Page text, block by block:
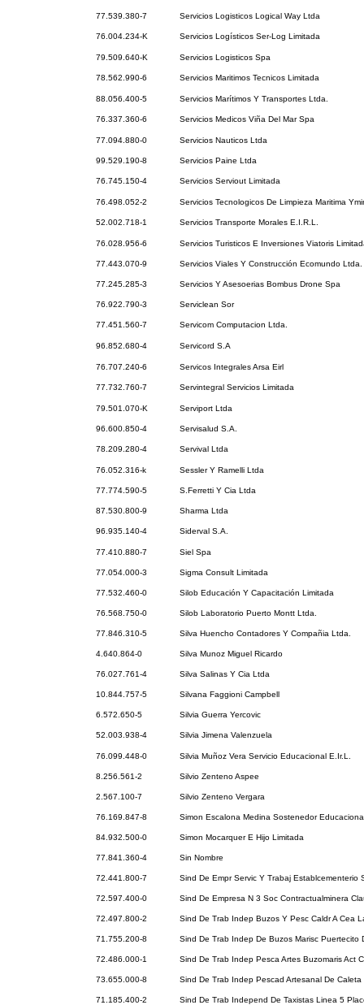
77.539.380-7 Servicios Logisticos Logical Way Ltda
76.004.234-K Servicios Logísticos Ser-Log Limitada
79.509.640-K Servicios Logisticos Spa
78.562.990-6 Servicios Maritimos Tecnicos Limitada
88.056.400-5 Servicios Marítimos Y Transportes Ltda.
76.337.360-6 Servicios Medicos Viña Del Mar Spa
77.094.880-0 Servicios Nauticos Ltda
99.529.190-8 Servicios Paine Ltda
76.745.150-4 Servicios Serviout Limitada
76.498.052-2 Servicios Tecnologicos De Limpieza Maritima
52.002.718-1 Servicios Transporte Morales E.I.R.L.
76.028.956-6 Servicios Turisticos E Inversiones Viatoris
77.443.070-9 Servicios Viales Y Construcción Ecomundo Ltda.
77.245.285-3 Servicios Y Asesoerias Bombus Drone Spa
76.922.790-3 Serviclean Sor
77.451.560-7 Servicom Computacion Ltda.
96.852.680-4 Servicord S.A
76.707.240-6 Servicos Integrales Arsa Eirl
77.732.760-7 Servintegral Servicios Limitada
79.501.070-K Serviport Ltda
96.600.850-4 Servisalud S.A.
78.209.280-4 Servival Ltda
76.052.316-k Sessler Y Ramelli Ltda
77.774.590-5 S.Ferretti Y Cia Ltda
87.530.800-9 Sharma Ltda
96.935.140-4 Siderval S.A.
77.410.880-7 Siel Spa
77.054.000-3 Sigma Consult Limitada
77.532.460-0 Silob Educación Y Capacitación Limitada
76.568.750-0 Silob Laboratorio Puerto Montt Ltda.
77.846.310-5 Silva Huencho Contadores Y Compañia Ltda.
4.640.864-0 Silva Munoz Miguel Ricardo
76.027.761-4 Silva Salinas Y Cia Ltda
10.844.757-5 Silvana Faggioni Campbell
6.572.650-5 Silvia Guerra Yercovic
52.003.938-4 Silvia Jimena Valenzuela
76.099.448-0 Silvia Muñoz Vera Servicio Educacional E.Ir.L.
8.256.561-2 Silvio Zenteno Aspee
2.567.100-7 Silvio Zenteno Vergara
76.169.847-8 Simon Escalona Medina Sostenedor
84.932.500-0 Simon Mocarquer E Hijo Limitada
77.841.360-4 Sin Nombre
72.441.800-7 Sind De Empr Servic Y Trabaj Establcementerio
72.597.400-0 Sind De Empresa N 3 Soc Contractualminera
72.497.800-2 Sind De Trab Indep Buzos Y Pesc Caldr A Cea
71.755.200-8 Sind De Trab Indep De Buzos Marisc Puertecito
72.486.000-1 Sind De Trab Indep Pesca Artes Buzomaris Act
73.655.000-8 Sind De Trab Indep Pescad Artesanal De Caleta
71.185.400-2 Sind De Trab Independ De Taxistas Linea 5